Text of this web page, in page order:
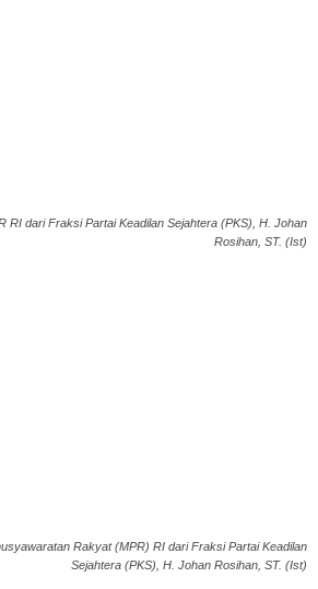
RI dari Fraksi Partai Keadilan Sejahtera (PKS), H. Johan
Rosihan, ST. (Ist)
Rakyat (MPR) RI dari Fraksi Partai Keadilan
Sejahtera (PKS), H. Johan Rosihan, ST. (Ist)